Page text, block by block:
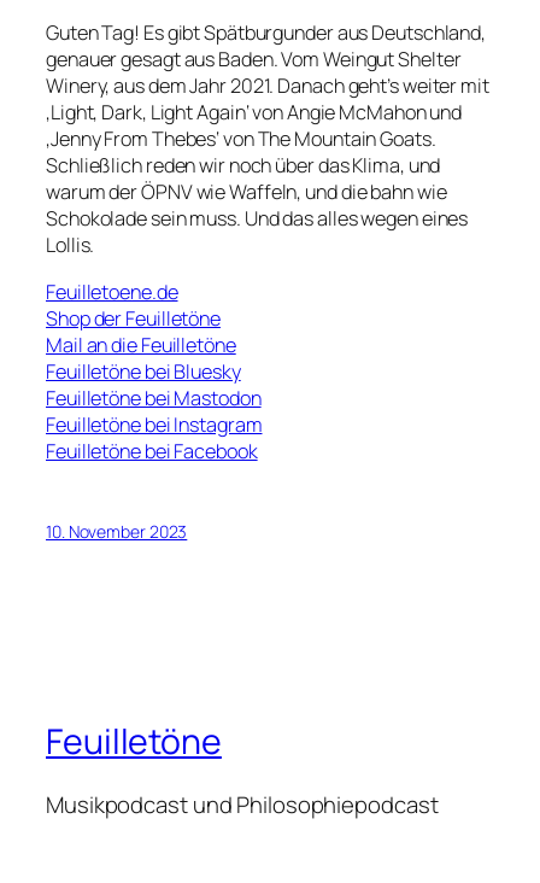
Guten Tag! Es gibt Spätburgunder aus Deutschland,
genauer gesagt aus Baden. Vom Weingut Shelter
Winery, aus dem Jahr 2021. Danach geht’s weiter mit
‚Light, Dark, Light Again‘ von Angie McMahon und
‚Jenny From Thebes‘ von The Mountain Goats.
Schließlich reden wir noch über das Klima, und
warum der ÖPNV wie Waffeln, und die bahn wie
Schokolade sein muss. Und das alles wegen eines
Lollis.
Feuilletoene.de
Shop der Feuilletöne
Mail an die Feuilletöne
Feuilletöne bei Bluesky
Feuilletöne bei Mastodon
Feuilletöne bei Instagram
Feuilletöne bei Facebook
10. November 2023
Feuilletöne
Musikpodcast und Philosophiepodcast